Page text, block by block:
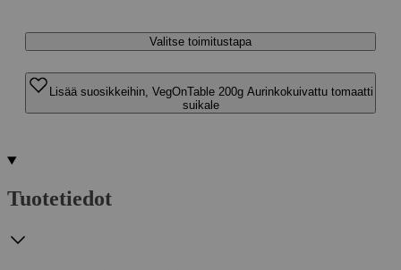
Valitse toimitustapa
Lisää suosikkeihin, VegOnTable 200g Aurinkokuivattu tomaatti
suikale
Tuotetiedot